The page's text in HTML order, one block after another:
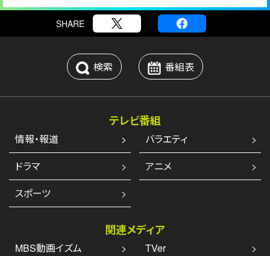
SHARE
検索 番組表
テレビ番組
情報・報道
バラエティ
ドラマ
アニメ
スポーツ
関連メディア
MBS動画イズム TVer